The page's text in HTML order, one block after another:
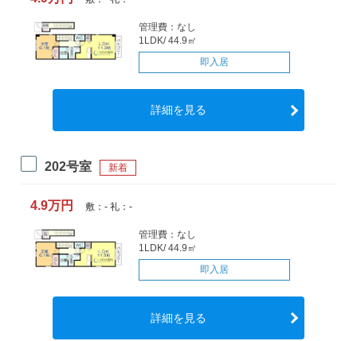
管理費：なし
1LDK/ 44.9㎡
即入居
詳細を見る
202号室 新着
4.9万円 敷：- 礼：-
管理費：なし
1LDK/ 44.9㎡
即入居
詳細を見る